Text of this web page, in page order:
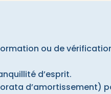
ou de
d’esprit.
d’amortissement)